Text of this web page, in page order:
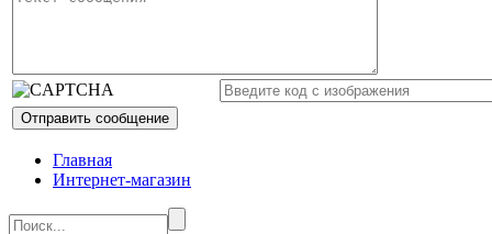
Главная
Интернет-магазин